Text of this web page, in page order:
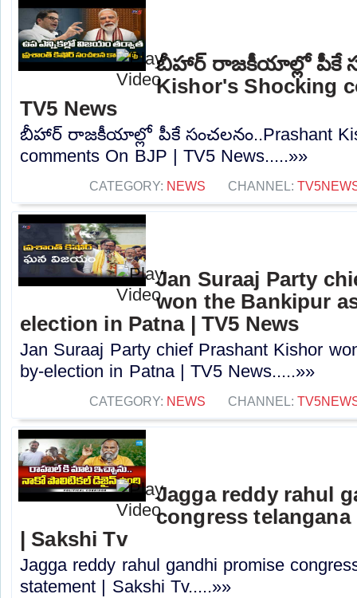
బీహార్ రాజకీయాల్లో పీకే
Kishor's Shocking
TV5 News
బీహార్ రాజకీయాల్లో పీకే సంచలనం..Prashant
comments On BJP | TV5 News.....»»
CATEGORY: NEWS CHANNEL:
Jan Suraaj Party
won the Bankipur
election in Patna | TV5 News
Jan Suraaj Party chief Prashant Kishor
by-election in Patna | TV5 News.....»»
CATEGORY: NEWS CHANNEL:
Jagga reddy rahul
congress
| Sakshi Tv
Jagga reddy rahul gandhi promise
statement | Sakshi Tv.....»»